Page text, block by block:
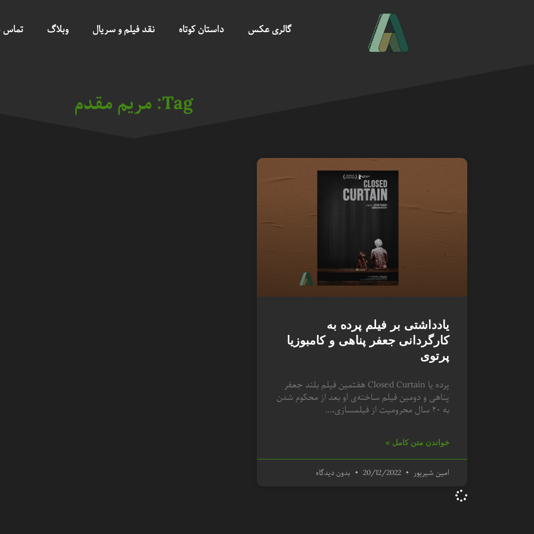
گالری عکس داستان کوتاه نقد فیلم و سریال وبلاگ تماس
Tag: مریم مقدم
یادداشتی بر فیلم پرده به
کارگردانی جعفر پناهی و کامبوزیا
پرتوی
پرده یا Closed Curtain هفتمین فیلم بلند جعفر
پناهی و دومین فیلم ساخته‌ی او بعد از محکوم شدن
به ۲۰ سال محرومیت از فیلمسازی،…
خواندن متن کامل »
امین شیرپور بدون دیدگاه